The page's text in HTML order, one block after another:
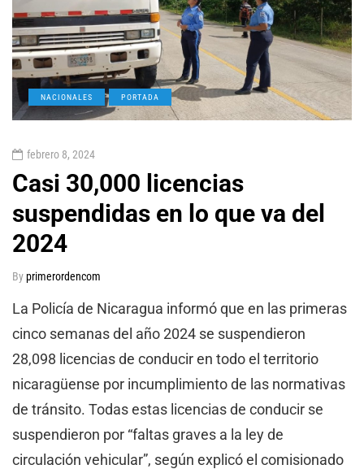
NACIONALES PORTADA
febrero 8, 2024
Casi 30,000 licencias
suspendidas en lo que va del
2024
Byprimerordencom
La Policía de Nicaragua informó que en las primeras
cinco semanas del año 2024 se suspendieron
28,098 licencias de conducir en todo el territorio
nicaragüense por incumplimiento de las normativas
de tránsito. Todas estas licencias de conducir se
suspendieron por “faltas graves a la ley de
circulación vehicular”, según explicó el comisionado